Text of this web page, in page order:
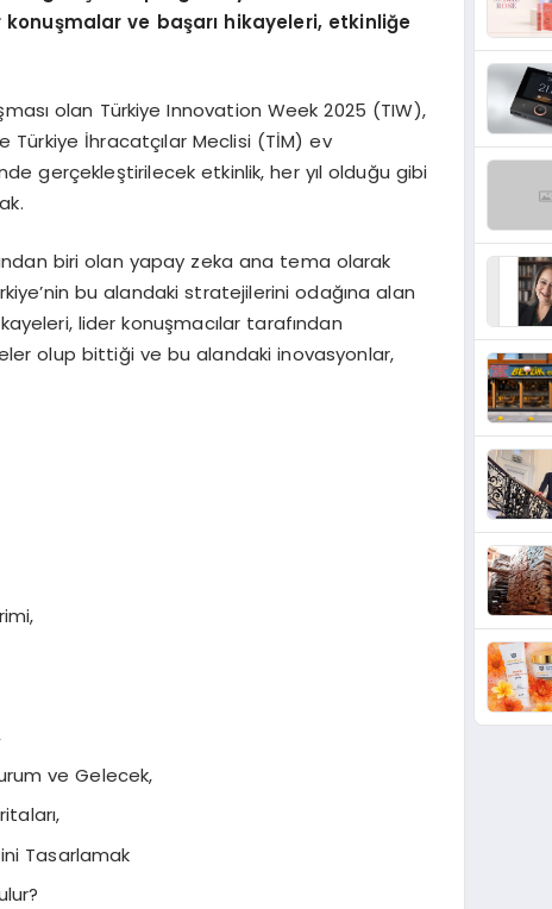
ve başarı hikayeleri, etkinliğe
olan Türkiye Innovation Week 2025 (TIW),
Türkiye İhracatçılar Meclisi (TİM) ev
gerçekleştirilecek etkinlik, her yıl olduğu gibi
biri olan yapay zeka ana tema olarak
bu alandaki stratejilerini odağına alan
lider konuşmacılar tarafından
olup bittiği ve bu alandaki inovasyonlar,
ve Gelecek,
Tasarlamak